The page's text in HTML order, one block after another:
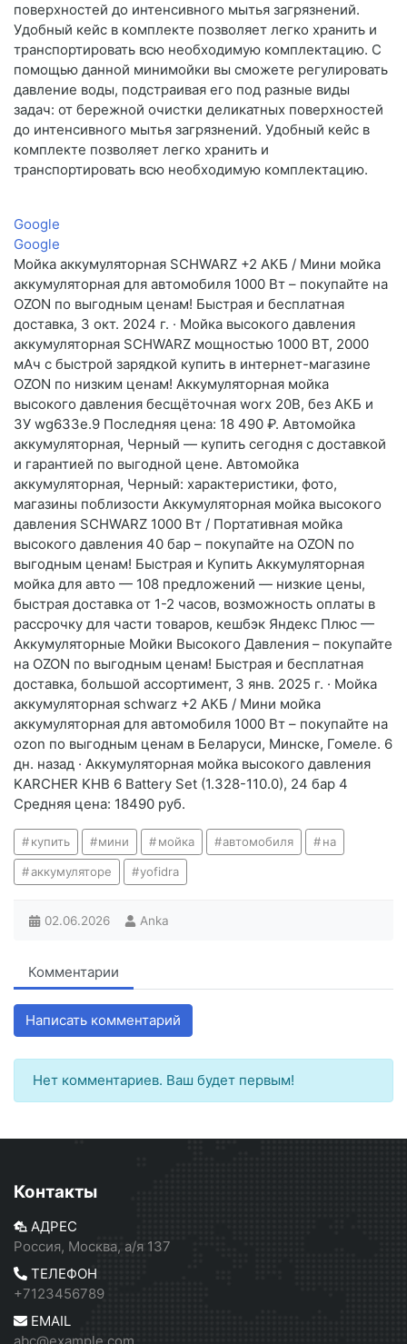
поверхностей до интенсивного мытья загрязнений.
Удобный кейс в комплекте позволяет легко хранить и
транспортировать всю необходимую комплектацию. С
помощью данной минимойки вы сможете регулировать
давление воды, подстраивая его под разные виды
задач: от бережной очистки деликатных поверхностей
до интенсивного мытья загрязнений. Удобный кейс в
комплекте позволяет легко хранить и
транспортировать всю необходимую комплектацию.
Google
Google
Мойка аккумуляторная SCHWARZ +2 АКБ / Мини мойка
аккумуляторная для автомобиля 1000 Вт – покупайте на
OZON по выгодным ценам! Быстрая и бесплатная
доставка, 3 окт. 2024 г. · Мойка высокого давления
аккумуляторная SCHWARZ мощностью 1000 ВТ, 2000
мАч с быстрой зарядкой купить в интернет-магазине
OZON по низким ценам! Аккумуляторная мойка
высокого давления бесщёточная worx 20В, без АКБ и
ЗУ wg633e.9 Последняя цена: 18 490 ₽. Автомойка
аккумуляторная, Черный — купить сегодня c доставкой
и гарантией по выгодной цене. Автомойка
аккумуляторная, Черный: характеристики, фото,
магазины поблизости Аккумуляторная мойка высокого
давления SCHWARZ 1000 Вт / Портативная мойка
высокого давления 40 бар – покупайте на OZON по
выгодным ценам! Быстрая и Купить Аккумуляторная
мойка для авто — 108 предложений — низкие цены,
быстрая доставка от 1-2 часов, возможность оплаты в
рассрочку для части товаров, кешбэк Яндекс Плюс —
Аккумуляторные Мойки Высокого Давления – покупайте
на OZON по выгодным ценам! Быстрая и бесплатная
доставка, большой ассортимент, 3 янв. 2025 г. · Мойка
аккумуляторная schwarz +2 АКБ / Мини мойка
аккумуляторная для автомобиля 1000 Вт – покупайте на
ozon по выгодным ценам в Беларуси, Минске, Гомеле. 6
дн. назад · Аккумуляторная мойка высокого давления
KARCHER KHB 6 Battery Set (1.328-110.0), 24 бар 4
Средняя цена: 18490 руб.
купить мини мойка автомобиля на
аккумуляторе yofidra
02.06.2026 Anka
Комментарии
Написать комментарий
Нет комментариев. Ваш будет первым!
Контакты
АДРЕС
Россия, Москва, а/я 137
ТЕЛЕФОН
+7123456789
EMAIL